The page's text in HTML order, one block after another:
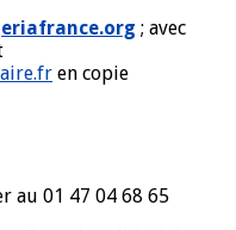
; avec
en copie
au 01 47 04 68 65